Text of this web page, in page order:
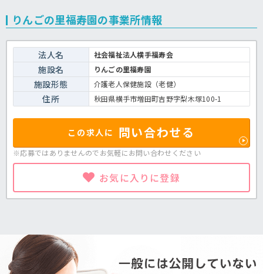
りんごの里福寿園の事業所情報
法人名 社会福祉法人横手福寿会
施設名 りんごの里福寿園
施設形態 介護老人保健施設（老健）
住所 秋田県横手市増田町吉野字梨木塚100-1
この求人に 問い合わせる
※応募ではありませんのでお気軽にお問い合わせください
お気に入りに登録